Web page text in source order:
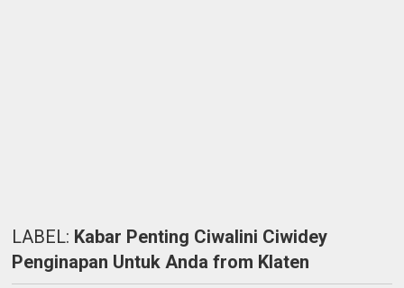
LABEL: Kabar Penting Ciwalini Ciwidey
Penginapan Untuk Anda from Klaten